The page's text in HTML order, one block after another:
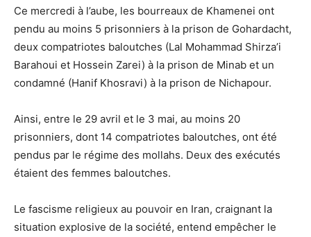
Ce mercredi à l’aube, les bourreaux de Khamenei ont
pendu au moins 5 prisonniers à la prison de Gohardacht,
deux compatriotes baloutches (Lal Mohammad Shirza’i
Barahoui et Hossein Zarei) à la prison de Minab et un
condamné (Hanif Khosravi) à la prison de Nichapour.
Ainsi, entre le 29 avril et le 3 mai, au moins 20
prisonniers, dont 14 compatriotes baloutches, ont été
pendus par le régime des mollahs. Deux des exécutés
étaient des femmes baloutches.
Le fascisme religieux au pouvoir en Iran, craignant la
situation explosive de la société, entend empêcher le